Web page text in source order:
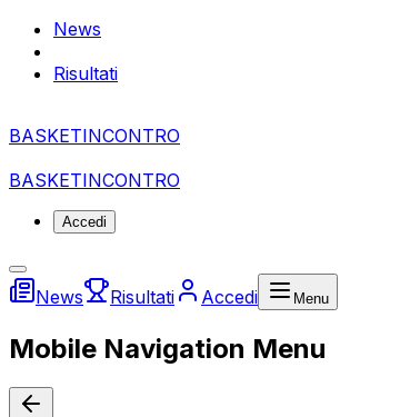
News
Risultati
BASKETINCONTRO
BASKETINCONTRO
Accedi
News Risultati Accedi Menu
Mobile Navigation Menu